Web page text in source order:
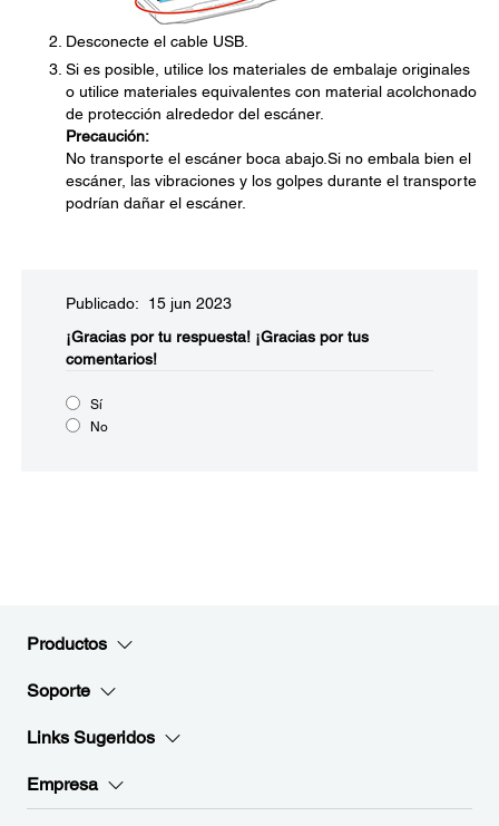
Desconecte el cable USB.
Si es posible, utilice los materiales de embalaje originales
o utilice materiales equivalentes con material acolchonado
de protección alrededor del escáner.
Precaución:
No transporte el escáner boca abajo.Si no embala bien el
escáner, las vibraciones y los golpes durante el transporte
podrían dañar el escáner.
Publicado: 15 jun 2023
¡Gracias por tu respuesta! ¡Gracias por tus
comentarios!
Sí
No
Productos
Soporte
Links Sugeridos
Empresa